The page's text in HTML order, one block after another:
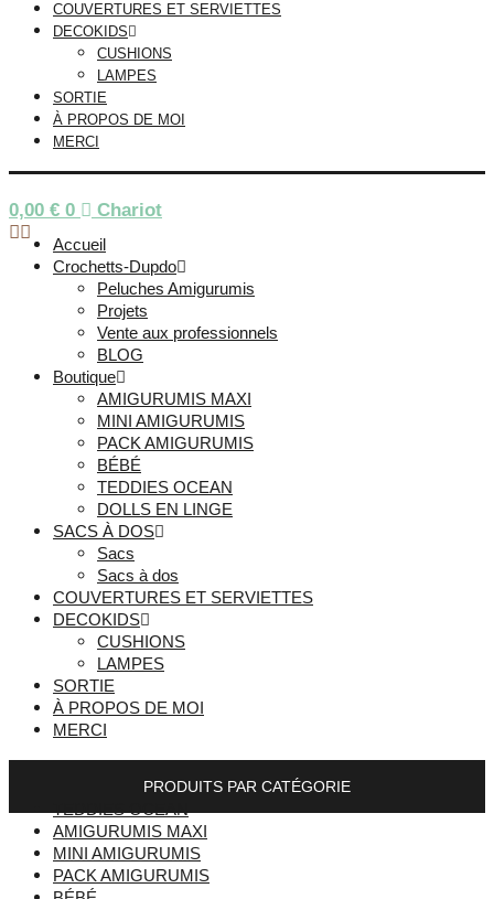
COUVERTURES ET SERVIETTES
DECOKIDS
CUSHIONS
LAMPES
SORTIE
À PROPOS DE MOI
MERCI
0,00 € 0 Chariot
Accueil
Crochetts-Dupdo
Peluches Amigurumis
Projets
Vente aux professionnels
BLOG
Boutique
AMIGURUMIS MAXI
MINI AMIGURUMIS
PACK AMIGURUMIS
BÉBÉ
TEDDIES OCEAN
DOLLS EN LINGE
SACS À DOS
Sacs
Sacs à dos
COUVERTURES ET SERVIETTES
DECOKIDS
CUSHIONS
LAMPES
SORTIE
À PROPOS DE MOI
MERCI
PRODUITS PAR CATÉGORIE
TEDDIES OCEAN
AMIGURUMIS MAXI
MINI AMIGURUMIS
PACK AMIGURUMIS